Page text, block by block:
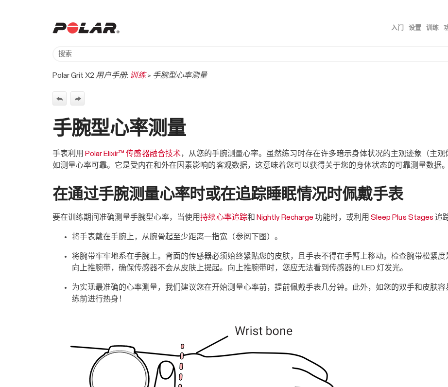
入门» 设置» 训练»
Polar Grit X2 用户手册: 训练> 手腕型心率测量
手腕型心率测量
手表利用 Polar Elixir™ 传感器融合技术，从您的手腕测量心率。虽然练习时存在许多暗示身体状况的主观迹象（主
如测量心率可靠。它是受内在和外在因素影响的客观数据，这意味着您可以获得关于您的身体状态的可靠测量数据。
在通过手腕测量心率时或在追踪睡眠情况时佩戴手表
要在训练期间准确测量手腕型心率，当使用持续心率追踪和 Nightly Recharge 功能时，或利用Sleep Plus Stages 追
将手表戴在手腕上，从腕骨起至少距离一指宽（参阅下图）。
将腕带牢牢地系在手腕上。背面的传感器必须始终紧贴您的皮肤，且手表不得在手臂上移动。检查腕带松紧
向上推腕带，确保传感器不会从皮肤上提起。向上推腕带时，您应无法看到传感器的 LED 灯发光。
为实现最准确的心率测量，我们建议您在开始测量心率前，提前佩戴手表几分钟。此外，如您的双手和皮肤容
练前进行热身！